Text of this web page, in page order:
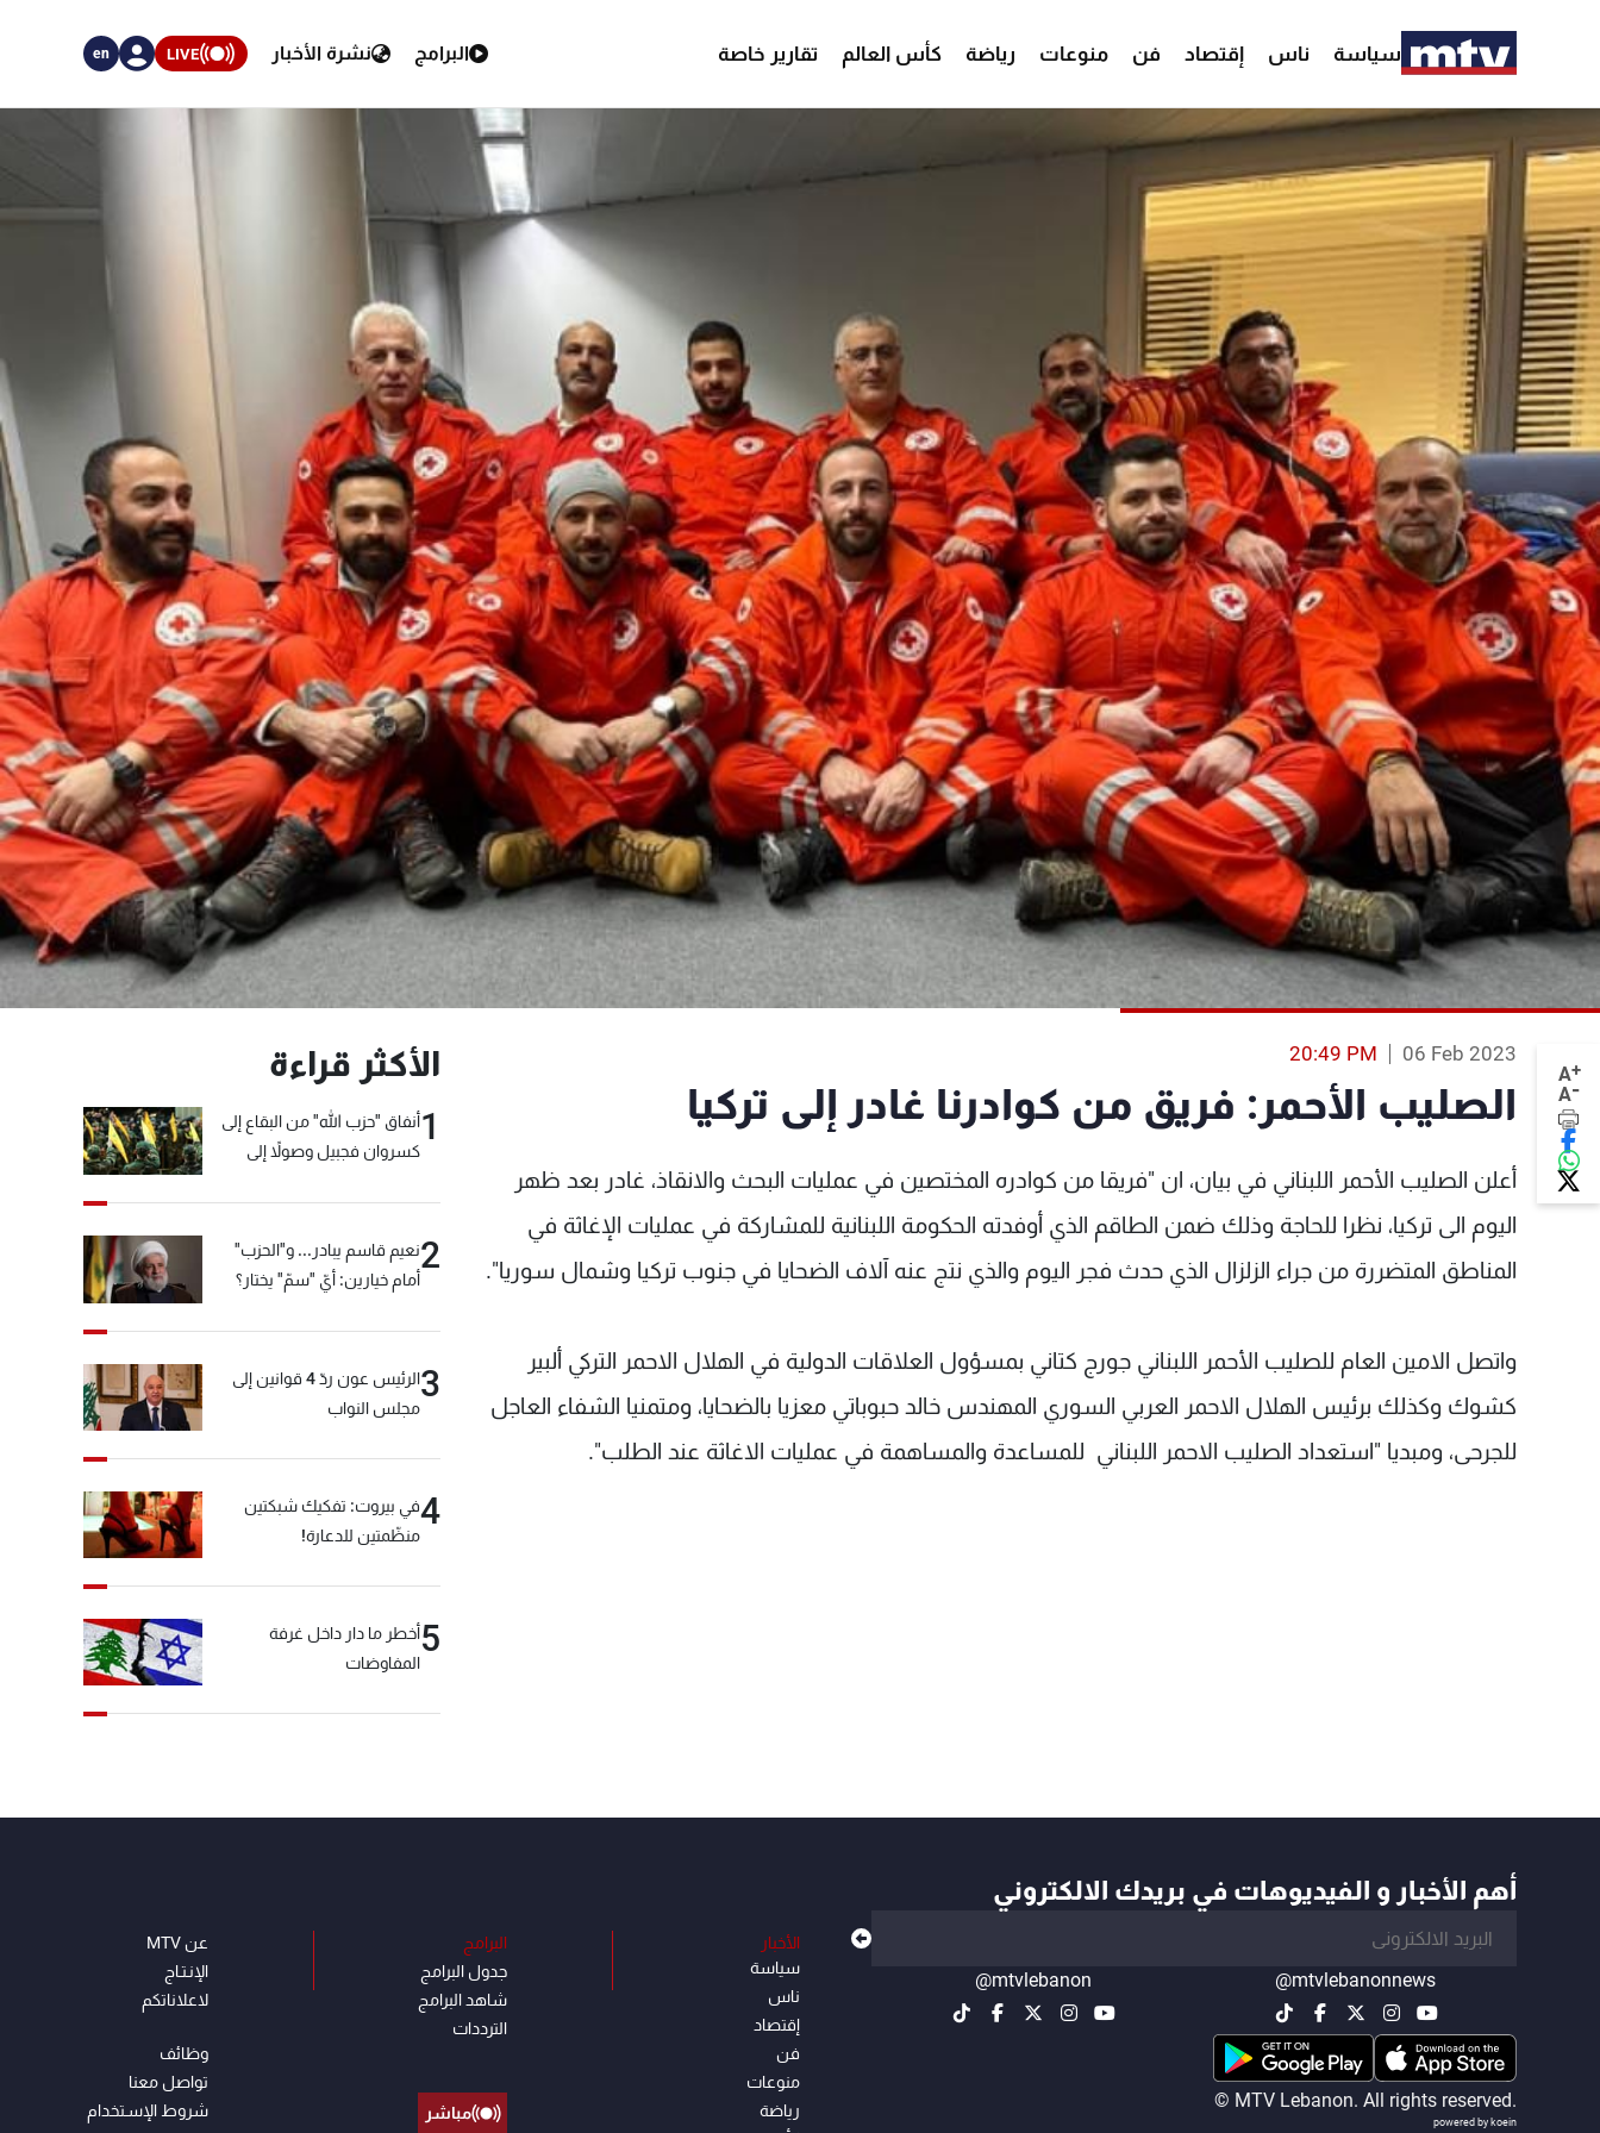
سياسة ناس إقتصاد فن منوعات رياضة كأس العالم تقارير خاصة البرامج نشرة الأخبار LIVE
en
A+
A-
06 Feb 2023
20:49 PM
الصليب الأحمر: فريق من كوادرنا غادر إلى تركيا
أعلن الصليب الأحمر اللبناني في بيان، ان "فريقا من كوادره المختصين في عمليات البحث والانقاذ، غادر بعد ظهر
اليوم الى تركيا، نظرا للحاجة وذلك ضمن الطاقم الذي أوفدته الحكومة اللبنانية للمشاركة في عمليات الإغاثة في
المناطق المتضررة من جراء الزلزال الذي حدث فجر اليوم والذي نتج عنه آلاف الضحايا في جنوب تركيا وشمال سوريا".
واتصل الامين العام للصليب الأحمر اللبناني جورج كتاني بمسؤول العلاقات الدولية في الهلال الاحمر التركي ألبير
كشوك وكذلك برئيس الهلال الاحمر العربي السوري المهندس خالد حبوباتي معزيا بالضحايا، ومتمنيا الشفاء العاجل
للجرحى، ومبديا "استعداد الصليب الاحمر اللبناني للمساعدة والمساهمة في عمليات الاغاثة عند الطلب".
الأكثر قراءة
1أنفاق "حزب الله" من البقاع إلى
كسروان فجبيل وصولاً إلى
2نعيم قاسم يبادر... و"الحزب"
أمام خيارين: أيّ "سمّ" يختار؟
3
الرئيس عون ردّ 4 قوانين إلى
مجلس النواب
4في بيروت: تفكيك شبكتين
منظّمتين للدعارة!
5أخطر ما دار داخل غرفة
المفاوضات
أهم الأخبار و الفيديوهات في بريدك الالكتروني
@mtvlebanonnews
@mtvlebanon
© MTV Lebanon. All rights reserved.
powered by koein
الأخبار
سياسة
ناس
إقتصاد
فن
منوعات
رياضة
البرامج
جدول البرامج
شاهد البرامج
الترددات
مباشر
عن MTV
الإنـتـاج
لاعلاناتكم
وظائف
تواصل معنا
شروط الإسـتخدام